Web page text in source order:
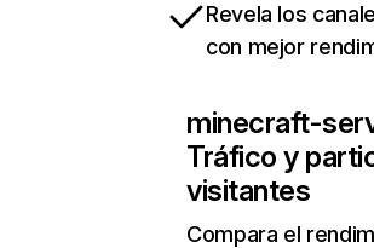
Revela los
con mejor
minecraft-
Tráfico y
visitantes
Compara el